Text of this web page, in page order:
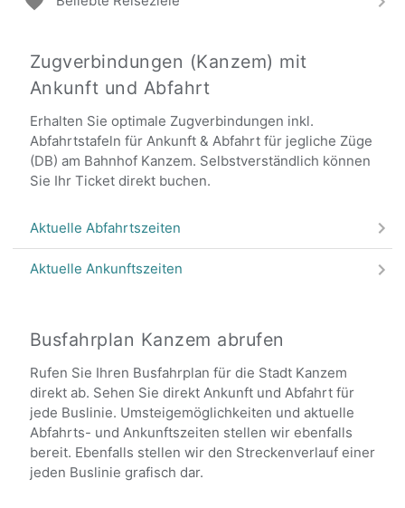
Zugverbindungen (Kanzem) mit
Ankunft und Abfahrt
Erhalten Sie optimale Zugverbindungen inkl.
Abfahrtstafeln für Ankunft & Abfahrt für jegliche Züge
(DB) am Bahnhof Kanzem. Selbstverständlich können
Sie Ihr Ticket direkt buchen.
Aktuelle Abfahrtszeiten
Aktuelle Ankunftszeiten
Busfahrplan Kanzem abrufen
Rufen Sie Ihren Busfahrplan für die Stadt Kanzem
direkt ab. Sehen Sie direkt Ankunft und Abfahrt für
jede Buslinie. Umsteigemöglichkeiten und aktuelle
Abfahrts- und Ankunftszeiten stellen wir ebenfalls
bereit. Ebenfalls stellen wir den Streckenverlauf einer
jeden Buslinie grafisch dar.